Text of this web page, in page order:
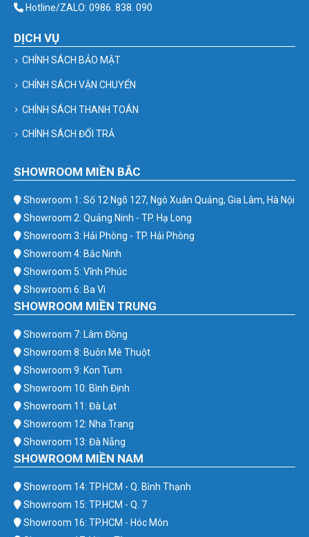
Hotline/ZALO: 0986. 838. 090
DỊCH VỤ
CHÍNH SÁCH BẢO MẬT
CHÍNH SÁCH VẬN CHUYỂN
CHÍNH SÁCH THANH TOÁN
CHÍNH SÁCH ĐỔI TRẢ
SHOWROOM MIỀN BẮC
Showroom 1: Số 12 Ngõ 127, Ngô Xuân Quảng, Gia Lâm, Hà Nội
Showroom 2: Quảng Ninh - TP. Hạ Long
Showroom 3: Hải Phòng - TP. Hải Phòng
Showroom 4: Bắc Ninh
Showroom 5: Vĩnh Phúc
Showroom 6: Ba Vì
SHOWROOM MIỀN TRUNG
Showroom 7: Lâm Đồng
Showroom 8: Buôn Mê Thuột
Showroom 9: Kon Tum
Showroom 10: Bình Định
Showroom 11: Đà Lạt
Showroom 12: Nha Trang
Showroom 13: Đà Nẵng
SHOWROOM MIỀN NAM
Showroom 14: TP.HCM - Q. Bình Thạnh
Showroom 15: TP.HCM - Q. 7
Showroom 16: TP.HCM - Hóc Môn